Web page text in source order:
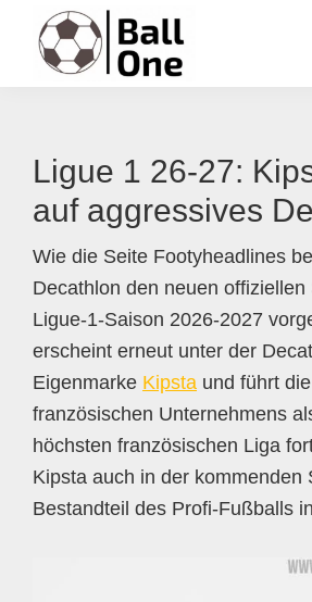
Inhalt
springen
Seitenspalte
springen
Fußzeile
springen
Ligue 1 26-27:
auf aggressives
Wie die Seite Footyheadlines
Decathlon den neuen
Ligue-1-Saison 2026-2027
erscheint erneut unter der
Eigenmarke Kipsta und führt
französischen Unternehmens
höchsten französischen Liga
Kipsta auch in der kommenden
Bestandteil des Profi-Fußballs